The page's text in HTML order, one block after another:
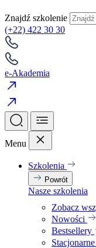
Znajdź szkolenie
(+22) 422 30 30
e-Akademia
Menu
Szkolenia
Powrót
Nasze szkolenia
Zobacz
Nowości
Bestsellery
Stacjonarne